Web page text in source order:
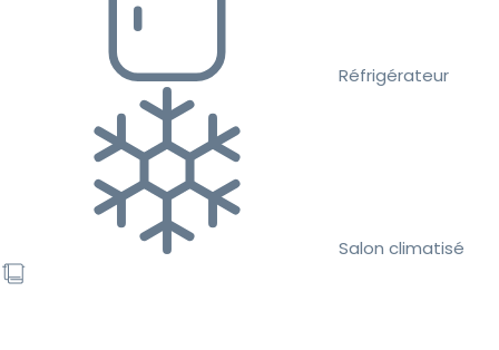
Réfrigérateur
Salon climatisé